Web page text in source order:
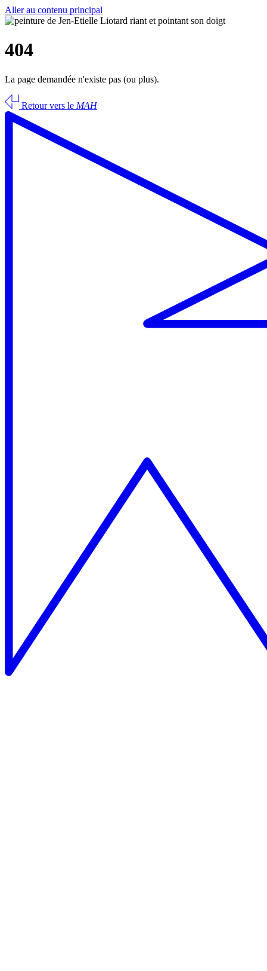
Aller au contenu principal
404
La page demandée n'existe pas (ou plus).
Retour vers le MAH